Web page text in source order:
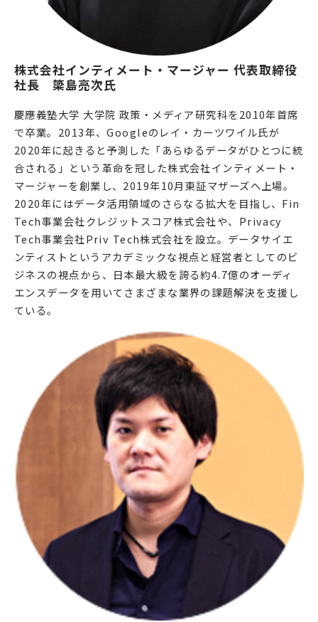
株式会社インティメート・マージャー 代表取締役
社長　簗島亮次氏
慶應義塾大学 大学院 政策・メディア研究科を2010年首席
で卒業。2013年、Googleのレイ・カーツワイル氏が
2020年に起きると予測した「あらゆるデータがひとつに統
合される」という革命を冠した株式会社インティメート・
マージャーを創業し、2019年10月東証マザーズへ上場。
2020年にはデータ活用領域のさらなる拡大を目指し、Fin
Tech事業会社クレジットスコア株式会社や、Privacy
Tech事業会社Priv Tech株式会社を設立。データサイエ
ンティストというアカデミックな視点と経営者としてのビ
ジネスの視点から、日本最大級を誇る約4.7億のオーディ
エンスデータを用いてさまざまな業界の課題解決を支援し
ている。